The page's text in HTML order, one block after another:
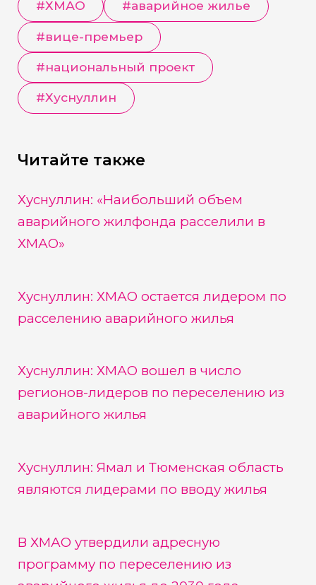
#ХМАО #аварийное жилье
#вице-премьер
#национальный проект
#Хуснуллин
Читайте также
Хуснуллин: «Наибольший объем
аварийного жилфонда расселили в
ХМАО»
Хуснуллин: ХМАО остается лидером по
расселению аварийного жилья
Хуснуллин: ХМАО вошел в число
регионов-лидеров по переселению из
аварийного жилья
Хуснуллин: Ямал и Тюменская область
являются лидерами по вводу жилья
В ХМАО утвердили адресную
программу по переселению из